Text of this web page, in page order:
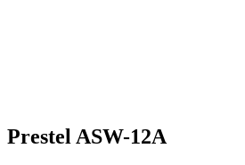
Prestel ASW-12A